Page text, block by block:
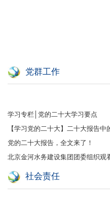
党群工作
学习专栏│党的二十大学习要点
【学习党的二十大】二十大报告
党的二十大报告，全文来了！
社会责任